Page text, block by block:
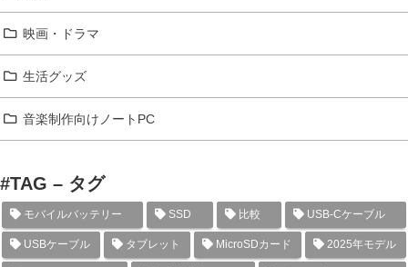
映画・ドラマ
生活グッズ
音楽制作向けノートPC
#TAG – タグ
モバイルバッテリー SSD 比較 USB-Cケーブル
USBケーブル タブレット MicroSDカード 2025年モデル